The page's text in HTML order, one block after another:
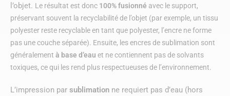
l’objet. Le résultat est donc 100% fusionné avec le support,
préservant souvent la recyclabilité de l’objet (par exemple, un tissu
polyester reste recyclable en tant que polyester, l’encre ne forme
pas une couche séparée). Ensuite, les encres de sublimation sont
généralement à base d’eau et ne contiennent pas de solvants
toxiques, ce qui les rend plus respectueuses de l’environnement.
L’impression par sublimation ne requiert pas d’eau (hors